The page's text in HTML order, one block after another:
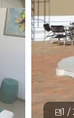
1 /